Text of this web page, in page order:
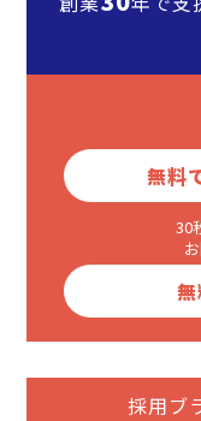
無料
30
採用ブ